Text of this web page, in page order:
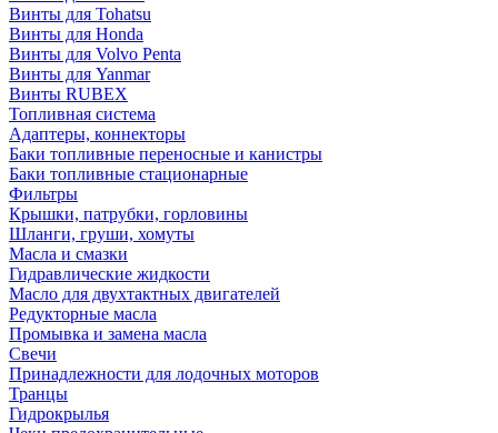
Винты для Tohatsu
Винты для Honda
Винты для Volvo Penta
Винты для Yanmar
Винты RUBEX
Топливная система
Адаптеры, коннекторы
Баки топливные переносные и канистры
Баки топливные стационарные
Фильтры
Крышки, патрубки, горловины
Шланги, груши, хомуты
Масла и смазки
Гидравлические жидкости
Масло для двухтактных двигателей
Редукторные масла
Промывка и замена масла
Свечи
Принадлежности для лодочных моторов
Транцы
Гидрокрылья